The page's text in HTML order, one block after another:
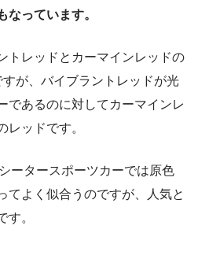
なっています。
トレッドとカーマインレッドの
が、バイブラントレッドが光
であるのに対してカーマインレ
レッドです。
ータースポーツカーでは原色
てよく似合うのですが、人気と
す。